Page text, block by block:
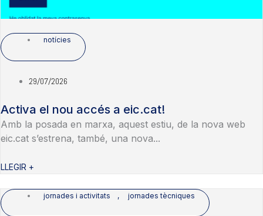
notícies
29/07/2026
Activa el nou accés a eic.cat!
Amb la posada en marxa, aquest estiu, de la nova web
eic.cat s’estrena, també, una nova...
LLEGIR +
jornades i activitats , jornades tècniques